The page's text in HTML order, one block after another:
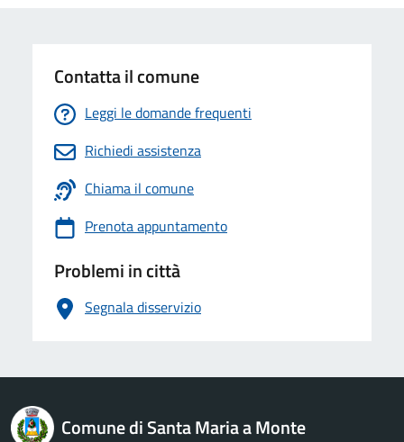
Contatta il comune
Leggi le domande frequenti
Richiedi assistenza
Chiama il comune
Prenota appuntamento
Problemi in città
Segnala disservizio
logo Unione Europea
Comune di Santa Maria a Monte